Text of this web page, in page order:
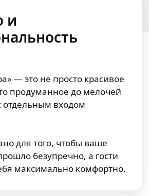
и
— это не просто красивое
продуманное до мелочей
отдельным входом
для того, чтобы ваше
безупречно, а гости
максимально комфортно.